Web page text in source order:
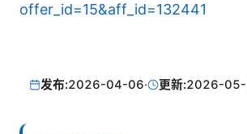
offer_id=15&aff_id=132441
发布:2026-04-06· 更新:2026-